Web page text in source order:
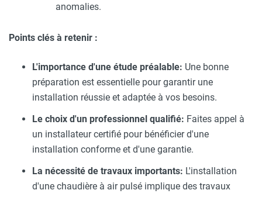
anomalies.
Points clés à retenir :
L'importance d'une étude préalable: Une bonne
préparation est essentielle pour garantir une
installation réussie et adaptée à vos besoins.
Le choix d'un professionnel qualifié: Faites appel à
un installateur certifié pour bénéficier d'une
installation conforme et d'une garantie.
La nécessité de travaux importants: L'installation
d'une chaudière à air pulsé implique des travaux